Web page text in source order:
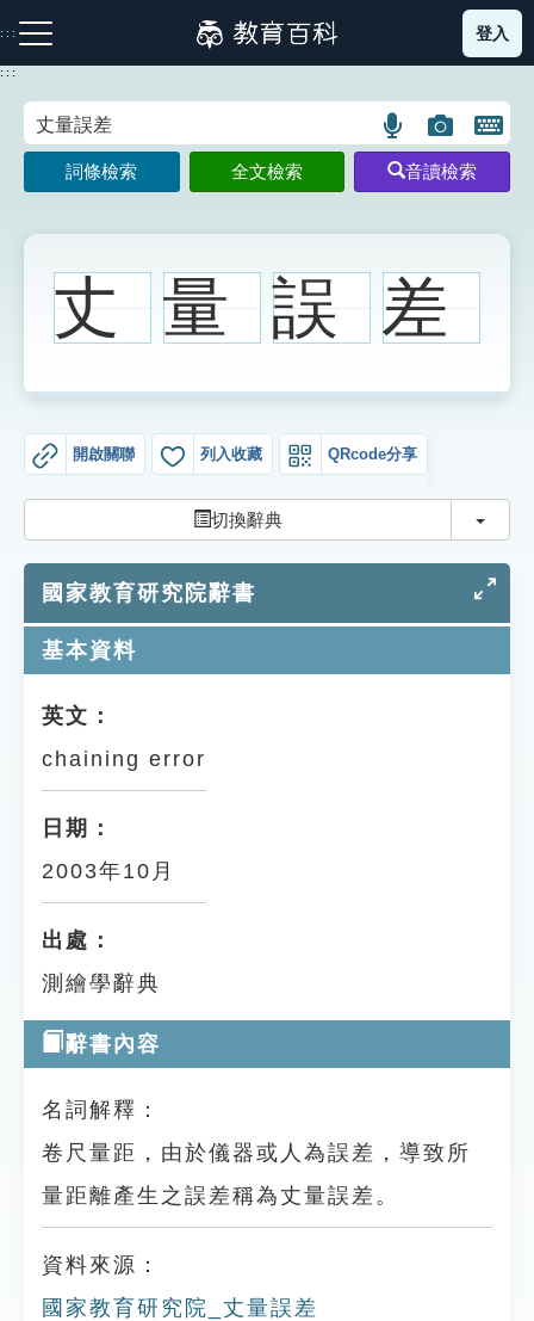
到
主
:::
注音索引圖示 筆畫索引圖示 部首索引表圖示
生字詞彙表
知識索引
單字索引
遊戲專區
教學應用
貓頭鷹博士
登入
:::
語
言
搜
示
圖
片
搜
示
開
鍵
圖
詞條檢索 全文檢索 音讀檢索
丈 量 誤 差
開啟關聯 列入收藏 QRcode分享
切換辭典 切換
國家教育研究院辭書
基本資料
英文：
chaining error
日期：
2003年10月
出處：
測繪學辭典
辭書內容
名詞解釋：
卷尺量距，由於儀器或人為誤差，導致所
量距離產生之誤差稱為丈量誤差。
資料來源：
國家教育研究院_丈量誤差